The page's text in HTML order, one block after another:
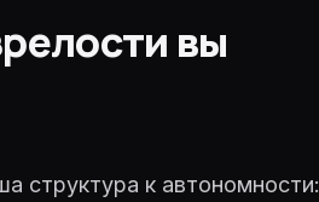
вы
структура к автономности: